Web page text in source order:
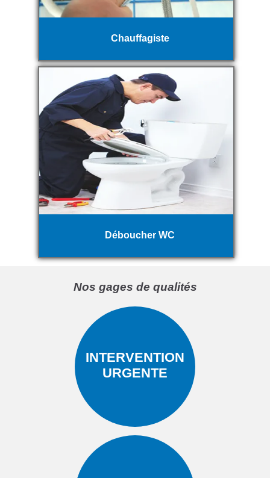
Chauffagiste
Déboucher WC
Nos gages de qualités
INTERVENTION
URGENTE